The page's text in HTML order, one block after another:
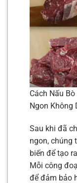
Cách Nấu
Ngon Không
Sau khi đã
ngon, chúng
biến để tạo
Mỗi công
để đảm bảo